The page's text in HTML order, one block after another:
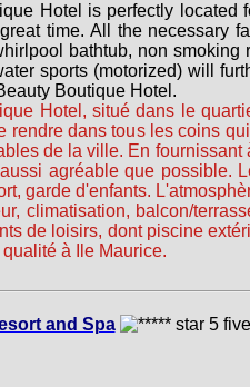
Hotel is perfectly
time. All the necessary
bathtub, non
sports (motorized) will
Boutique Hotel.
Hotel, situé dans le
rendre dans tous les coins
de la ville. En
agréable que possible.
garde d'enfants.
climatisation, balcon/
de loisirs, dont piscine
à Ile Maurice.
and Spa